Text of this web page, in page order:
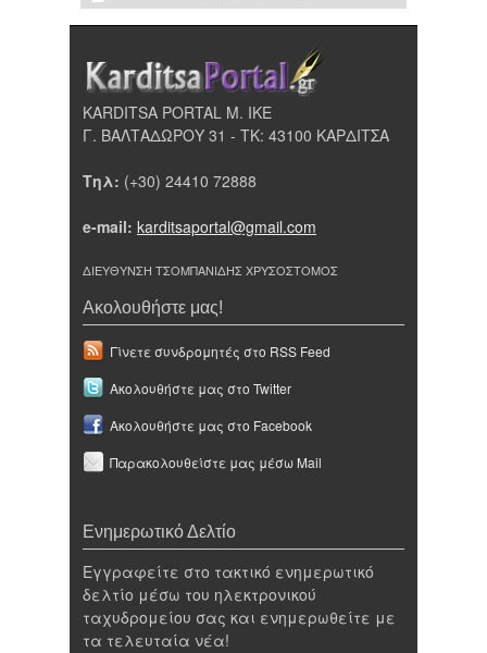
KARDITSA PORTAL Μ. ΙΚΕ
Γ. ΒΑΛΤΑΔΩΡΟΥ 31 - ΤΚ: 43100 ΚΑΡΔΙΤΣΑ
Τηλ: (+30) 24410 72888
e-mail: karditsaportal@gmail.com
ΔΙΕΥΘΥΝΣΗ ΤΣΟΜΠΑΝΙΔΗΣ ΧΡΥΣΟΣΤΟΜΟΣ
Ακολουθήστε μας!
Γίνετε συνδρομητές στο RSS Feed
Ακολουθήστε μας στο Twitter
Ακολουθήστε μας στο Facebook
Παρακολουθείστε μας μέσω Mail
Ενημερωτικό Δελτίο
Εγγραφείτε στο τακτικό ενημερωτικό
δελτίο μέσω του ηλεκτρονικού
ταχυδρομείου σας και ενημερωθείτε με
τα τελευταία νέα!